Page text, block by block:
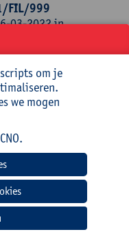
FIL/999
03-2022 in
Hof van Liere -
EUR.
uur.
mogelijk.
om je
we mogen